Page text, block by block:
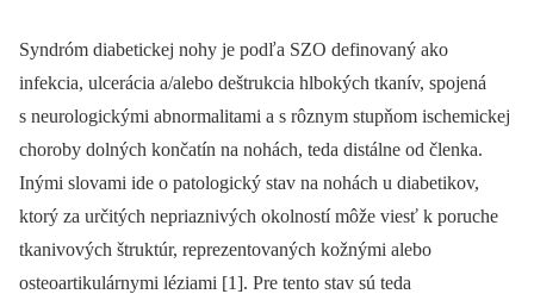
Syndróm diabetickej nohy je podľa SZO definovaný ako
infekcia, ulcerácia a/alebo deštrukcia hlbokých tkanív, spojená
s neurologickými abnormalitami a s rôznym stupňom ischemickej
choroby dolných končatín na nohách, teda distálne od členka.
Inými slovami ide o patologický stav na nohách u diabetikov,
ktorý za určitých nepriaznivých okolností môže viesť k poruche
tkanivových štruktúr, reprezentovaných kožnými alebo
osteoartikulárnymi léziami [1]. Pre tento stav sú teda